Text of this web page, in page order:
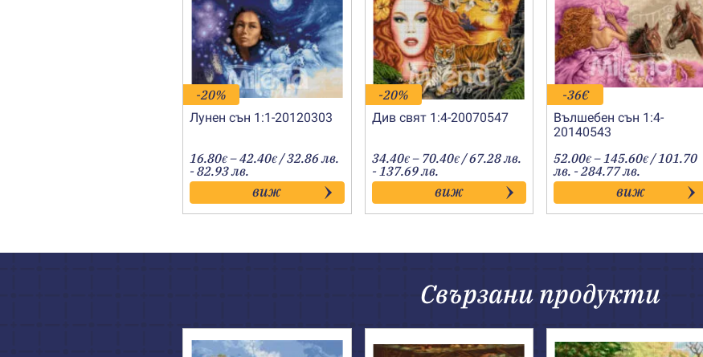
-20%
Лунен сън 1:1-20120303
16.80€ –42.40€Price
range:
16.80€
through
42.40€
/ 32.86 лв.
- 82.93 лв.
виж
-20%
Див свят 1:4-20070547
34.40€ – 70.40€Price
range:
34.40€
through
70.40€
/ 67.28 лв.
- 137.69 лв.
виж
-36€
Вълшебен сън 1:4-
20140543
52.00€ –145.60€Price
range:
52.00€
through
145.60€
/ 101.70
лв. - 284.77 лв.
виж
Свързани продукти